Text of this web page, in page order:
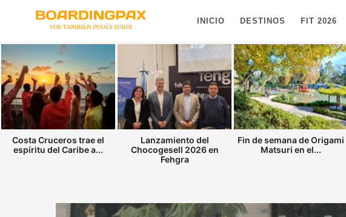
INICIO DESTINOS FIT 2026
Costa Cruceros trae el
espíritu del Caribe a...
Lanzamiento del
Chocogesell 2026 en
Fehgra
Fin de semana de Origami
Matsuri en el...